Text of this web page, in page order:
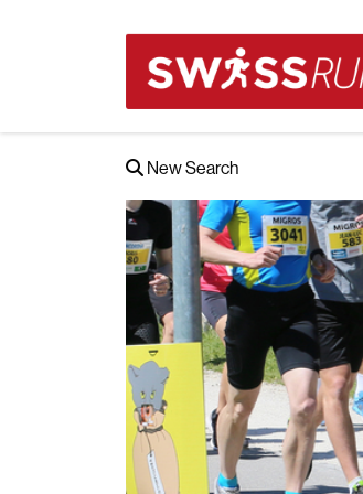
New Search